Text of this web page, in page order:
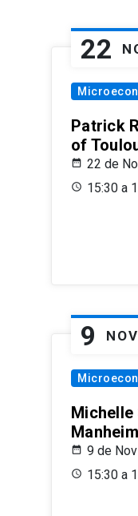
22
Patrick
of
22 de
15:30 a
9 NOV
Michelle
9 de
15:30 a